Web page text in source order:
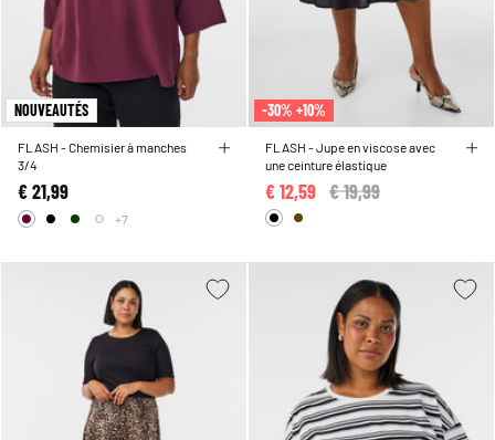
NOUVEAUTÉS
FLASH - Chemisier à manches
3/4
€ 21,99
+7
-30% +10%
FLASH - Jupe en viscose avec
une ceinture élastique
Price reduced from
€ 19,99
€ 12,59